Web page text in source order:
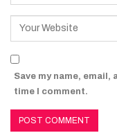
Save my name,
time I comment.